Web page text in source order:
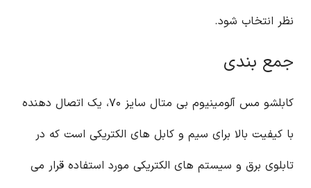
نظر انتخاب شود.
جمع بندی
کابلشو مس آلومینیوم بی متال سایز ۷۰، یک اتصال دهنده
با کیفیت بالا برای سیم و کابل های الکتریکی است که در
تابلوی برق و سیستم های الکتریکی مورد استفاده قرار می